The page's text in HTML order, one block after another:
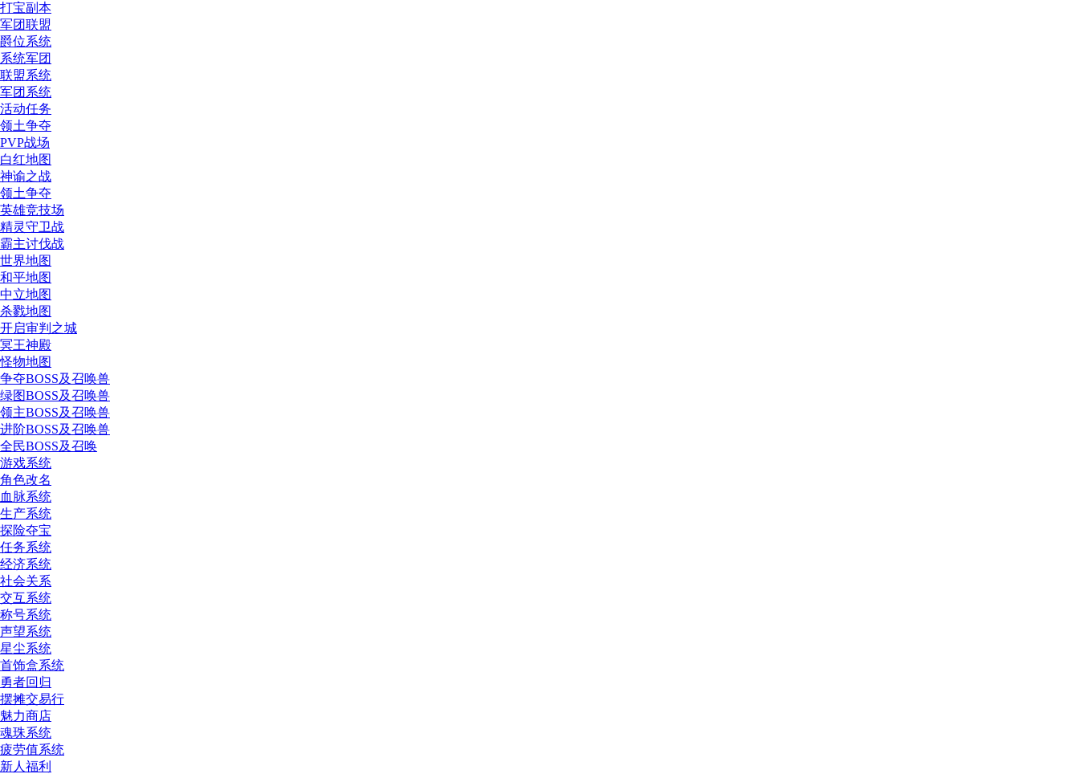
打宝副本
军团联盟
爵位系统
系统军团
联盟系统
军团系统
活动任务
领土争夺
PVP战场
白红地图
神谕之战
领土争夺
英雄竞技场
精灵守卫战
霸主讨伐战
世界地图
和平地图
中立地图
杀戮地图
开启审判之城
冥王神殿
怪物地图
争夺BOSS及召唤兽
绿图BOSS及召唤兽
领主BOSS及召唤兽
进阶BOSS及召唤兽
全民BOSS及召唤
游戏系统
角色改名
血脉系统
生产系统
探险夺宝
任务系统
经济系统
社会关系
交互系统
称号系统
声望系统
星尘系统
首饰盒系统
勇者回归
摆摊交易行
魅力商店
魂珠系统
疲劳值系统
新人福利